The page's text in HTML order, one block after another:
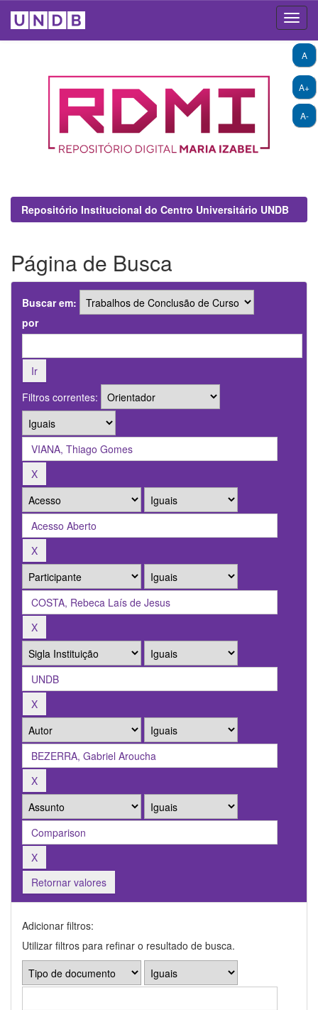
A+
A-
A
Repositório Institucional do Centro Universitário UNDB
Página de Busca
Buscar em:
por
Filtros correntes:
Retornar valores
Adicionar filtros:
Utilizar filtros para refinar o resultado de busca.